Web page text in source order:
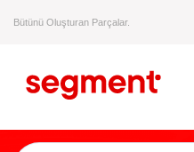
Bütünü Oluşturan Parçalar.